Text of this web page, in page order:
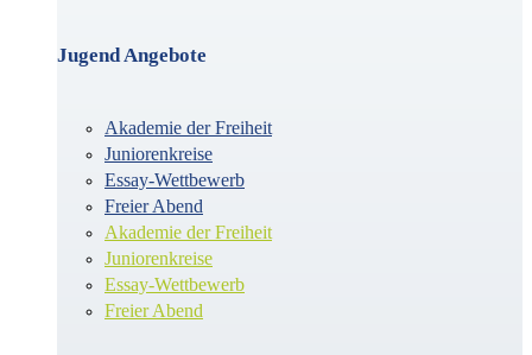
Jugend Angebote
Akademie der Freiheit
Juniorenkreise
Essay-Wettbewerb
Freier Abend
Akademie der Freiheit
Juniorenkreise
Essay-Wettbewerb
Freier Abend